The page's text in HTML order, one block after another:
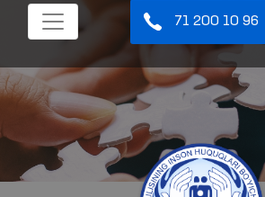
71 200 10 96